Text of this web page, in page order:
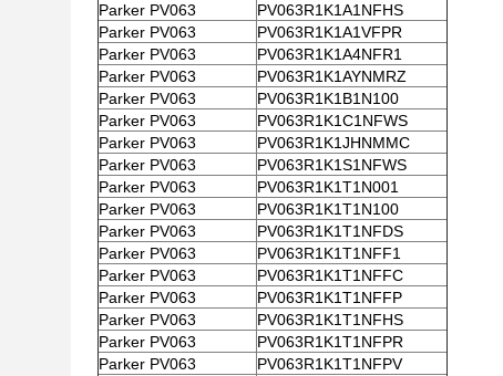
Parker PV063
PV063R1K1A1NFHS
Parker PV063
PV063R1K1A1VFPR
Parker PV063
PV063R1K1A4NFR1
Parker PV063
PV063R1K1AYNMRZ
Parker PV063
PV063R1K1B1N100
Parker PV063
PV063R1K1C1NFWS
Parker PV063
PV063R1K1JHNMMC
Parker PV063
PV063R1K1S1NFWS
Parker PV063
PV063R1K1T1N001
Parker PV063
PV063R1K1T1N100
Parker PV063
PV063R1K1T1NFDS
Parker PV063
PV063R1K1T1NFF1
Parker PV063
PV063R1K1T1NFFC
Parker PV063
PV063R1K1T1NFFP
Parker PV063
PV063R1K1T1NFHS
Parker PV063
PV063R1K1T1NFPR
Parker PV063
PV063R1K1T1NFPV